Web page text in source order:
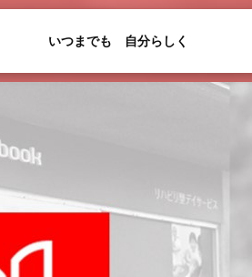
いつまでも 自分らしく